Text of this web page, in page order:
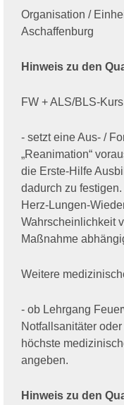
Organisation /
Aschaffenburg
Hinweis zu den
FW + ALS/BLS-
- setzt eine Aus- /
„Reanimation“
die Erste-Hilfe
dadurch zu
Herz-Lungen-
Wahrscheinlichkeit
Maßnahme
Weitere
- ob Lehrgang
Notfallsanitäter
höchste
angeben.
Hinweis zu den